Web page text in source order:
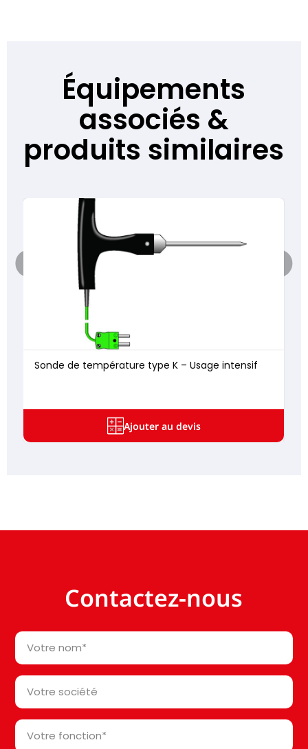
Équipements
associés &
produits similaires
Sonde de température type K – Usage intensif
Ajouter au devis
Contactez-nous
Votre
nom
*
Votre
société*
*
Votre
fonction